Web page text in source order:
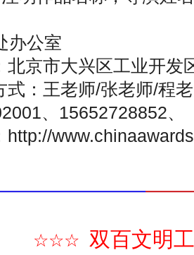
办公室
北京市大兴区工业开发
式：王老师/张老师/程
、15652728852
http://
☆☆☆ 双百文明